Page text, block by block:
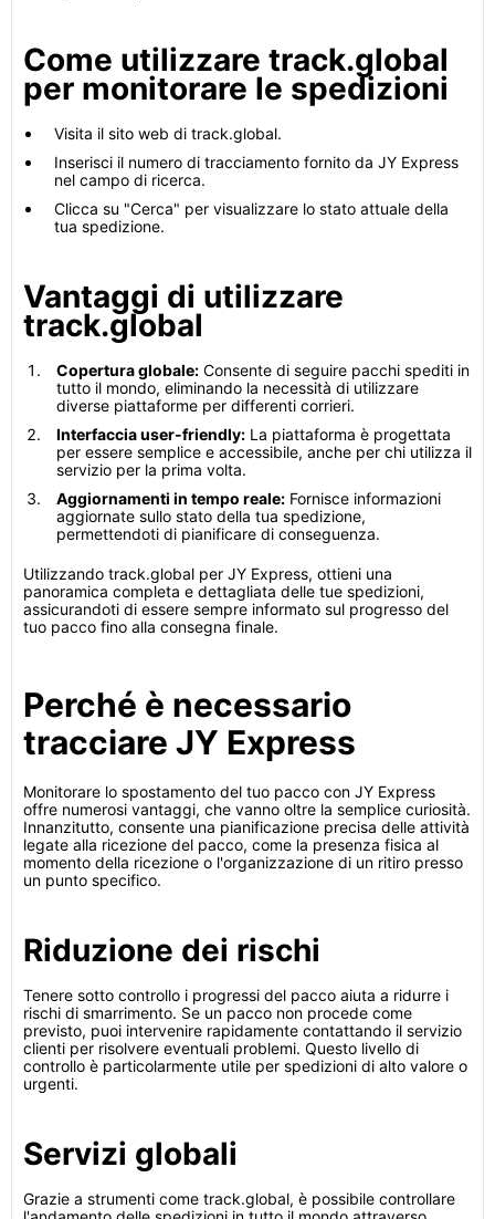
Come utilizzare track.global
per monitorare le spedizioni
Visita il sito web di track.global.
Inserisci il numero di tracciamento fornito da JY Express
nel campo di ricerca.
Clicca su "Cerca" per visualizzare lo stato attuale della
tua spedizione.
Vantaggi di utilizzare
track.global
Copertura globale: Consente di seguire pacchi spediti in
tutto il mondo, eliminando la necessità di utilizzare
diverse piattaforme per differenti corrieri.
Interfaccia user-friendly: La piattaforma è progettata
per essere semplice e accessibile, anche per chi utilizza il
servizio per la prima volta.
Aggiornamenti in tempo reale: Fornisce informazioni
aggiornate sullo stato della tua spedizione,
permettendoti di pianificare di conseguenza.
Utilizzando track.global per JY Express, ottieni una
panoramica completa e dettagliata delle tue spedizioni,
assicurandoti di essere sempre informato sul progresso del
tuo pacco fino alla consegna finale.
Perché è necessario
tracciare JY Express
Monitorare lo spostamento del tuo pacco con JY Express
offre numerosi vantaggi, che vanno oltre la semplice curiosità.
Innanzitutto, consente una pianificazione precisa delle attività
legate alla ricezione del pacco, come la presenza fisica al
momento della ricezione o l'organizzazione di un ritiro presso
un punto specifico.
Riduzione dei rischi
Tenere sotto controllo i progressi del pacco aiuta a ridurre i
rischi di smarrimento. Se un pacco non procede come
previsto, puoi intervenire rapidamente contattando il servizio
clienti per risolvere eventuali problemi. Questo livello di
controllo è particolarmente utile per spedizioni di alto valore o
urgenti.
Servizi globali
Grazie a strumenti come track.global, è possibile controllare